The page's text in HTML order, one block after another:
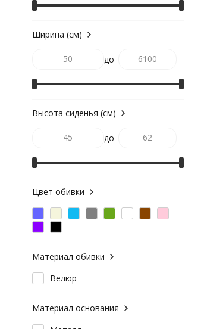
Ширина (см)
до
Высота сиденья (см)
до
Цвет обивки
Материал обивки
Велюр
Материал основания